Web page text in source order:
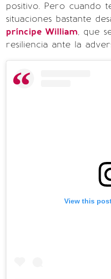
positivo. Pero cuando
situaciones bastante
príncipe William, que
resiliencia ante la
View this